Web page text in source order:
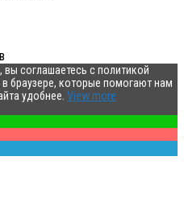
соглашаетесь с политикой
браузере, которые помогают нам
удобнее. View more